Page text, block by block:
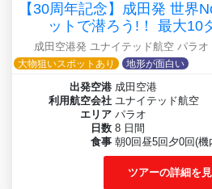
【30周年記念】成田発 世界
ットで潜ろう!！ 最大10
成田空港発 ユナイテッド航空 パラ
大物狙いスポットあり
地形が面白い
出発空港 成田空港
利用航空会社 ユナイテッド航空
エリア パラオ
日数 8 日間
食事 朝0回昼5回夕0回(機
ツアーの詳細を